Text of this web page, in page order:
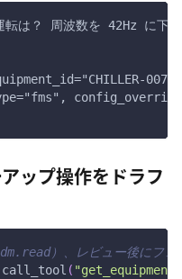
は？ 周波数を 42Hz に下
ップ操作をドラフ
）、レビュー後に
call_tool (